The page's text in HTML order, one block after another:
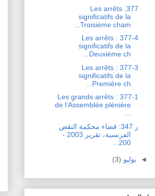
377, Les arrêts
significatifs de la
Troisième cham...
377-4 : Les arrêts
significatifs de la
Deuxième ch...
377-3 : Les arrêts
significatifs de la
Première ch...
377-1 : Les grands arrêts
de l’Assemblée plénière
...
ر 347: قضاء محكمة النقض
الفرنسية، تقرير 2003 -
200...
◄ يوليو (3)